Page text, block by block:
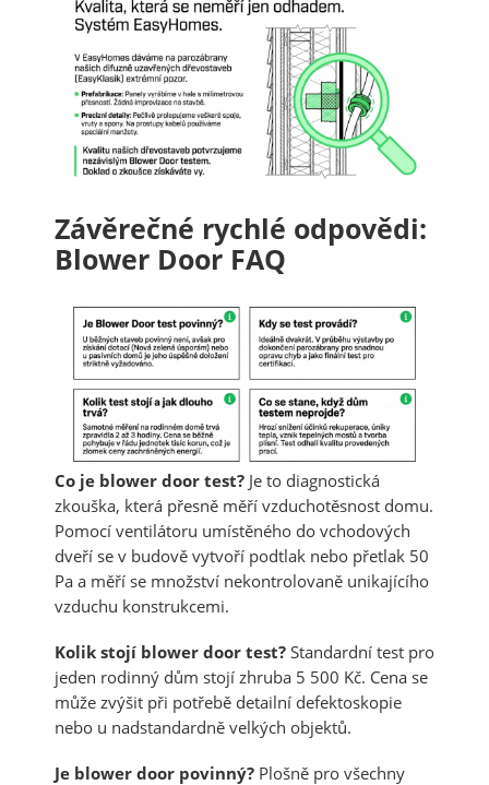
Závěrečné rychlé odpovědi:
Blower Door FAQ
Co je blower door test? Je to diagnostická
zkouška, která přesně měří vzduchotěsnost domu.
Pomocí ventilátoru umístěného do vchodových
dveří se v budově vytvoří podtlak nebo přetlak 50
Pa a měří se množství nekontrolovaně unikajícího
vzduchu konstrukcemi.
Kolik stojí blower door test? Standardní test pro
jeden rodinný dům stojí zhruba 5 500 Kč. Cena se
může zvýšit při potřebě detailní defektoskopie
nebo u nadstandardně velkých objektů.
Je blower door povinný? Plošně pro všechny